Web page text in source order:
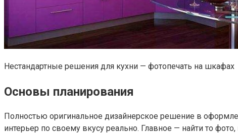
Нестандартные решения для кухни — фотопечать на шкафах
Основы планирования
Полностью оригинальное дизайнерское решение в
интерьер по своему вкусу реально. Главное — найти то